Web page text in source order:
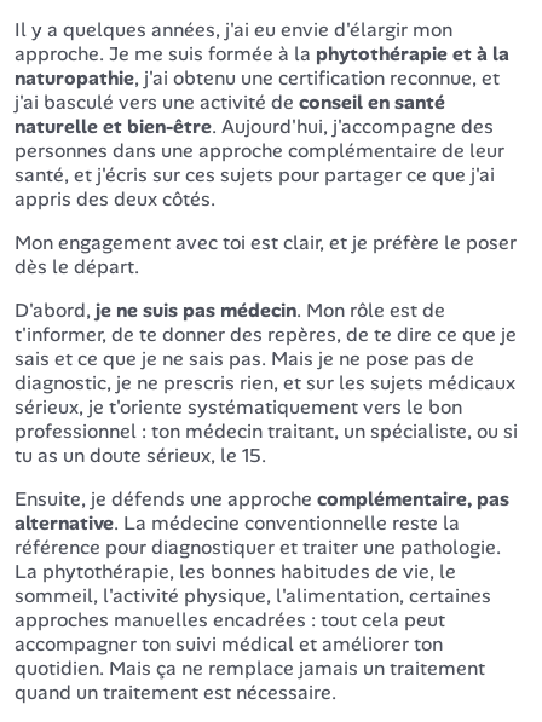
Il y a quelques années, j'ai eu envie d'élargir mon
approche. Je me suis formée à la phytothérapie et à la
naturopathie, j'ai obtenu une certification reconnue, et
j'ai basculé vers une activité de conseil en santé
naturelle et bien-être. Aujourd'hui, j'accompagne des
personnes dans une approche complémentaire de leur
santé, et j'écris sur ces sujets pour partager ce que j'ai
appris des deux côtés.
Mon engagement avec toi est clair, et je préfère le poser
dès le départ.
D'abord,je ne suis pas médecin. Mon rôle est de
t'informer, de te donner des repères, de te dire ce que je
sais et ce que je ne sais pas. Mais je ne pose pas de
diagnostic, je ne prescris rien, et sur les sujets médicaux
sérieux, je t'oriente systématiquement vers le bon
professionnel : ton médecin traitant, un spécialiste, ou si
tu as un doute sérieux, le 15.
Ensuite, je défends une approche complémentaire, pas
alternative. La médecine conventionnelle reste la
référence pour diagnostiquer et traiter une pathologie.
La phytothérapie, les bonnes habitudes de vie, le
sommeil, l'activité physique, l'alimentation, certaines
approches manuelles encadrées : tout cela peut
accompagner ton suivi médical et améliorer ton
quotidien. Mais ça ne remplace jamais un traitement
quand un traitement est nécessaire.